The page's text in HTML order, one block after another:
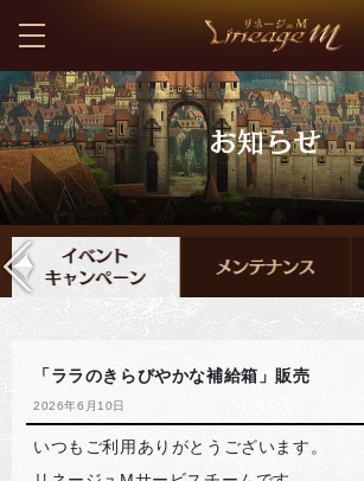
「ララのきらびやかな補給箱」販売
2026年6月10日
いつもご利用ありがとうございます。